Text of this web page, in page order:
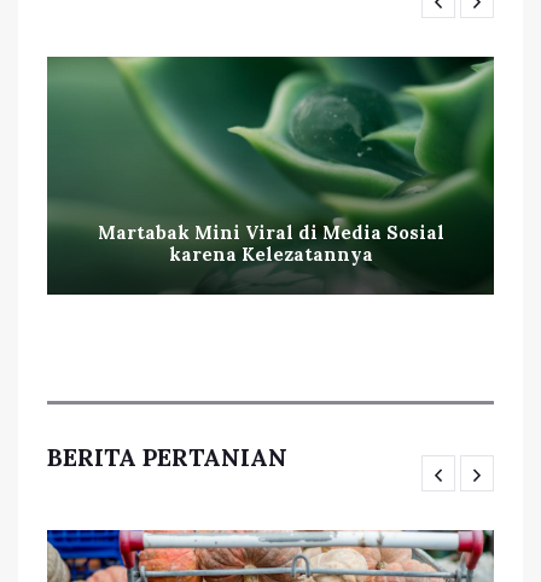
Martabak Mini Viral di Media Sosial
karena Kelezatannya
BERITA PERTANIAN